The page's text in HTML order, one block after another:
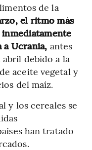
de la
el ritmo más
a Ucrania, antes
debido a la
aceite vegetal y
del maíz.
y los cereales se
han tratado